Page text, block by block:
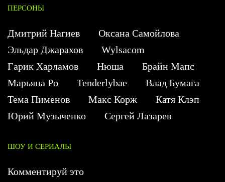
ПЕРСОНЫ
Дмитрий Нагиев
Оксана Самойлова
Эльдар Джарахов
Wylsacom
Гарик Харламов
Нюша
Брайн Мапс
Марьяна Ро
Tenderlybae
Влад Бумага
Тема Пименов
Макс Корж
Катя Клэп
Юрий Музыченко
Сергей Лазарев
ШОУ И СЕРИАЛЫ
Комментируй это